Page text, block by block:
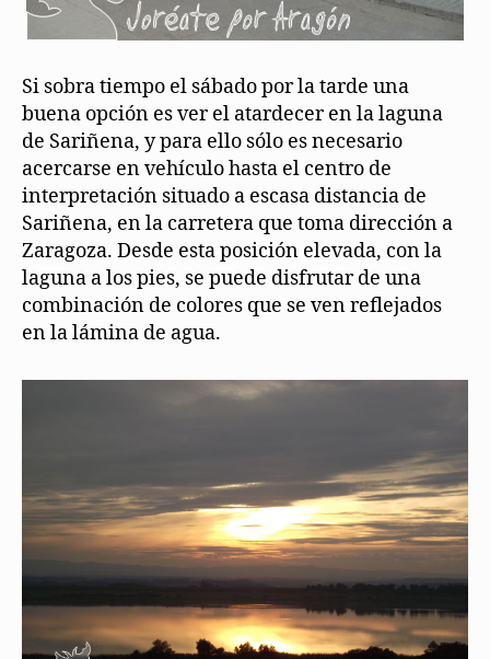
Si sobra tiempo el sábado por la tarde una
buena opción es ver el atardecer en la laguna
de Sariñena, y para ello sólo es necesario
acercarse en vehículo hasta el centro de
interpretación situado a escasa distancia de
Sariñena, en la carretera que toma dirección a
Zaragoza. Desde esta posición elevada, con la
laguna a los pies, se puede disfrutar de una
combinación de colores que se ven reflejados
en la lámina de agua.